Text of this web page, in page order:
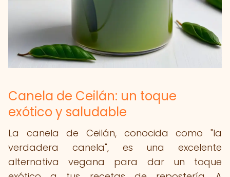
Canela de Ceilán: un toque
exótico y saludable
La canela de Ceilán, conocida como "la
verdadera canela", es una excelente
alternativa vegana para dar un toque